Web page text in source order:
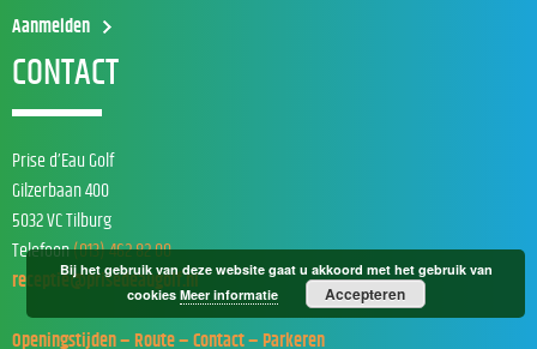
CONTACT
Prise d’Eau Golf
Gilzerbaan 400
5032 VC Tilburg
Telefoon(013) 462 82 00
receptie@prisedeaugolf.nl
Openingstijden – Route – Contact – Parkeren
Bij het gebruik van deze website gaat u akkoord met het gebruik van
cookies Meer informatie Accepteren